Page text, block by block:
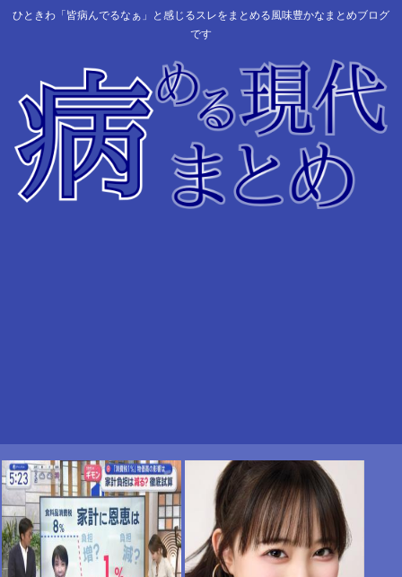
ひときわ「皆病んでるなぁ」と感じるスレをまとめる風味豊かなまとめブログ
です